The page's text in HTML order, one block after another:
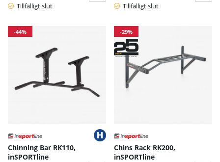
Tillfälligt slut Tillfälligt slut
-44%
Chinning Bar RK110,
inSPORTline
-29%
Chins Rack RK200,
inSPORTline